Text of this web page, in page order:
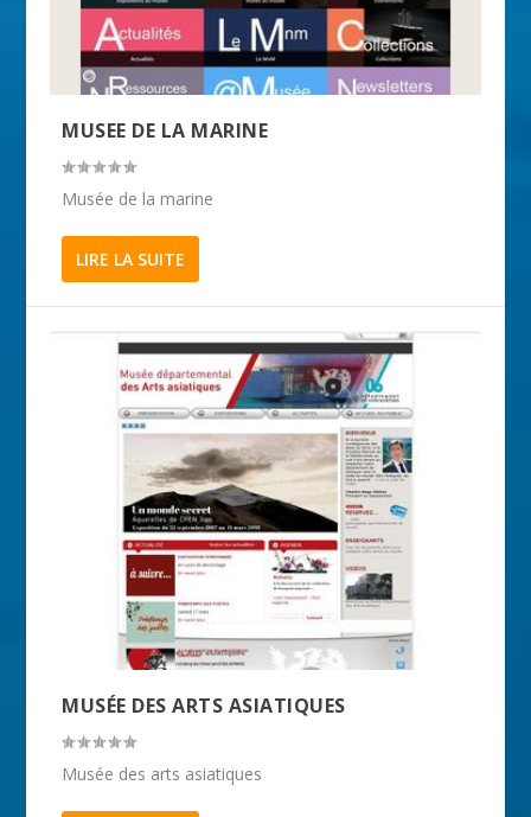
MUSEE DE LA MARINE
Musée de la marine
LIRE LA SUITE
MUSÉE DES ARTS ASIATIQUES
Musée des arts asiatiques